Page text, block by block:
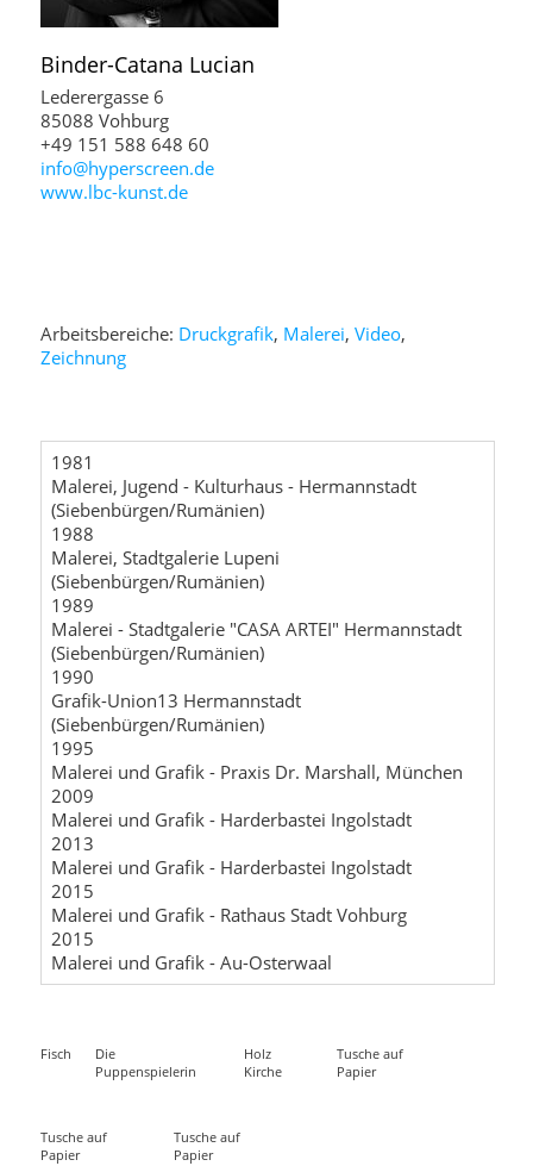
Binder-Catana Lucian
Lederergasse 6
85088 Vohburg
+49 151 588 648 60
info@hyperscreen.de
www.lbc-kunst.de
Arbeitsbereiche: Druckgrafik, Malerei,Video,
Zeichnung
1981
Malerei, Jugend - Kulturhaus - Hermannstadt
(Siebenbürgen/Rumänien)
1988
Malerei, Stadtgalerie Lupeni
(Siebenbürgen/Rumänien)
1989
Malerei - Stadtgalerie "CASA ARTEI" Hermannstadt
(Siebenbürgen/Rumänien)
1990
Grafik-Union13 Hermannstadt
(Siebenbürgen/Rumänien)
1995
Malerei und Grafik - Praxis Dr. Marshall, München
2009
Malerei und Grafik - Harderbastei Ingolstadt
2013
Malerei und Grafik - Harderbastei Ingolstadt
2015
Malerei und Grafik - Rathaus Stadt Vohburg
2015
Malerei und Grafik - Au-Osterwaal
Fisch
Die
Puppenspielerin
Holz
Kirche
Tusche auf
Papier
Tusche auf
Papier
Tusche auf
Papier